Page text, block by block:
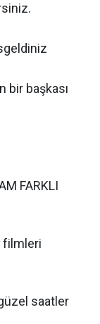
bir başkası
FARKLI
filmleri
saatler